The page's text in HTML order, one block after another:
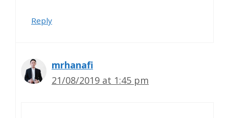
Reply
mrhanafi
21/08/2019 at 1:45 pm